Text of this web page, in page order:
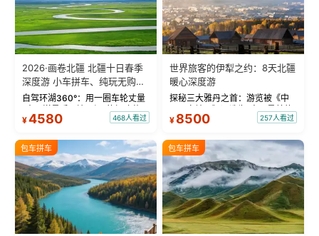
2026·画卷北疆 北疆十日春季
深度游 小车拼车、纯玩无购
物！
自驾环湖360°：用一圈车轮丈量
“大西洋最后一滴眼泪”的极致蔚
蓝。 赛湖旅拍：甄选多款风格服
绝美瞬间。 赛湖坦克300跟车视
频：专业摄影师...
¥4580 468人看过
世界旅客的伊犁之约：8天北疆
暖心深度游
探秘三大雅丹之首：游览被《中
国国家地理》评选为“中国最美的
三大雅丹”第一名的克拉玛依魔鬼
瓦人最大村落——禾木村，欣赏
晨雾与小木...
¥ 8500 257人看过
包车拼车 包车拼车